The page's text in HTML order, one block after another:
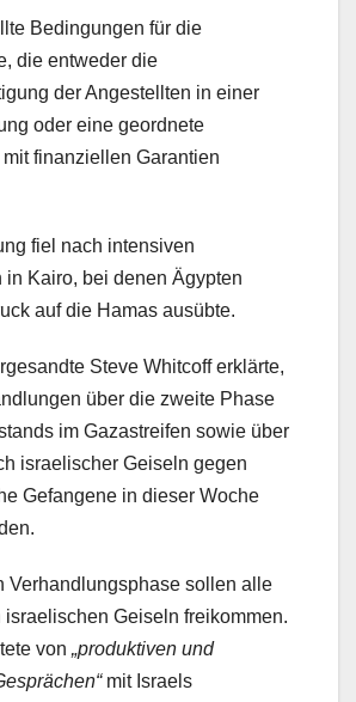
Bedingungen für die
die entweder die
der Angestellten in einer
oder eine geordnete
finanziellen Garantien
fiel nach intensiven
in Kairo, bei denen Ägypten
auf die Hamas ausübte.
Steve Whitcoff erklärte,
über die zweite Phase
im Gazastreifen sowie über
israelischer Geiseln gegen
Gefangene in dieser Woche
Verhandlungsphase sollen alle
Geiseln freikommen.
von „produktiven und
mit Israels